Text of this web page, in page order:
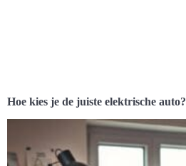
Hoe kies je de juiste elektrische auto?